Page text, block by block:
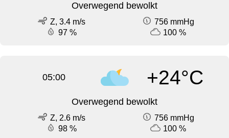
Overwegend bewolkt
Z, 3.4 m/s
756 mmHg
97 %
100 %
05:00 +24°C
Overwegend bewolkt
Z, 2.6 m/s
756 mmHg
98 %
100 %